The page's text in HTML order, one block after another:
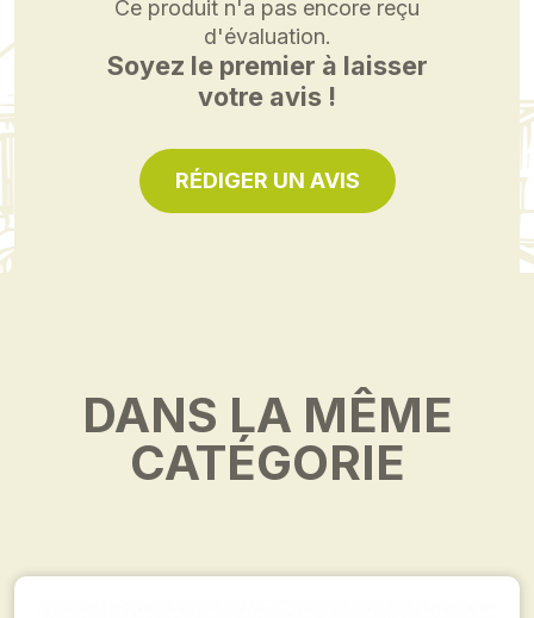
Ce produit n'a pas encore reçu
d'évaluation.
Soyez le premier à laisser
votre avis !
RÉDIGER UN AVIS
DANS LA MÊME
CATÉGORIE